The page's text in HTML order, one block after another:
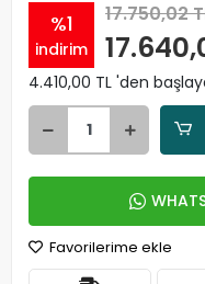
%1
indirim
17.750,02
4.410,00 TL 'den
Favorilerime ekle